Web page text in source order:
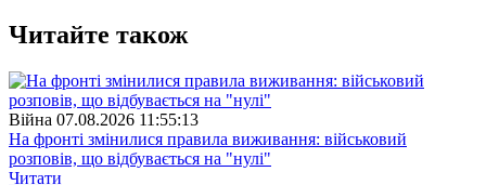
Читайте також
Війна 07.08.2026 11:55:13
На фронті змінилися правила виживання: військовий
розповів, що відбувається на "нулі"
Читати